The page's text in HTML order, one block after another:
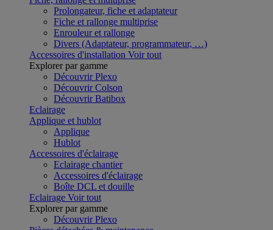
Prolongateur, fiche et adaptateur
Fiche et rallonge multiprise
Enrouleur et rallonge
Divers (Adaptateur, programmateur, …)
Accessoires d'installation Voir tout
Explorer par gamme
Découvrir Plexo
Découvrir Colson
Découvrir Batibox
Eclairage
Applique et hublot
Applique
Hublot
Accessoires d'éclairage
Eclairage chantier
Accessoires d'éclairage
Boîte DCL et douille
Eclairage Voir tout
Explorer par gamme
Découvrir Plexo